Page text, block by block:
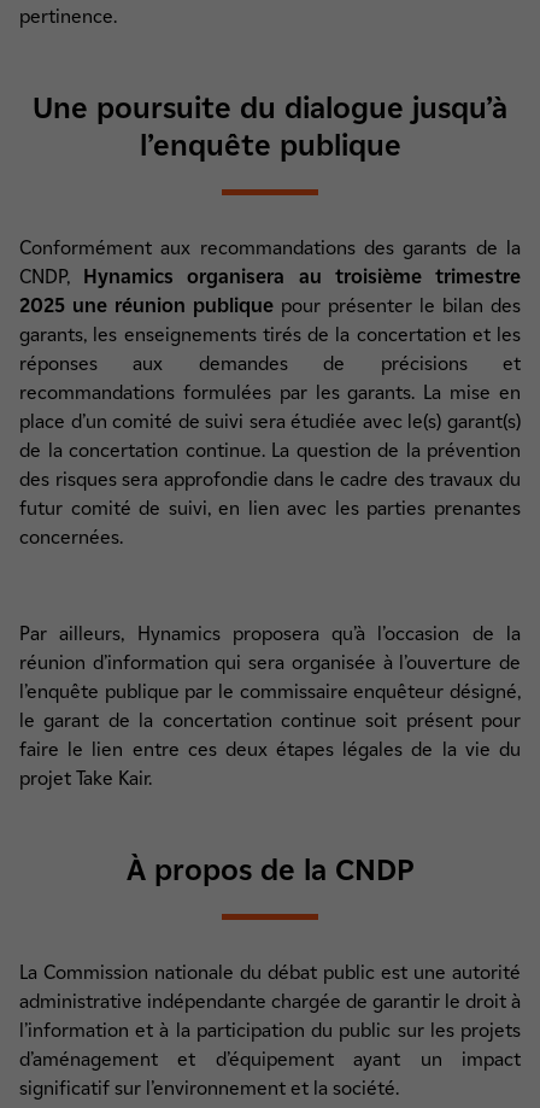
pertinence.
Une poursuite du dialogue jusqu’à
l’enquête publique
Conformément aux recommandations des garants de la
CNDP, Hynamics organisera au troisième trimestre
2025 une réunion publique pour présenter le bilan des
garants, les enseignements tirés de la concertation et les
réponses aux demandes de précisions et
recommandations formulées par les garants. La mise en
place d’un comité de suivi sera étudiée avec le(s) garant(s)
de la concertation continue. La question de la prévention
des risques sera approfondie dans le cadre des travaux du
futur comité de suivi, en lien avec les parties prenantes
concernées.
Par ailleurs, Hynamics proposera qu’à l’occasion de la
réunion d’information qui sera organisée à l’ouverture de
l’enquête publique par le commissaire enquêteur désigné,
le garant de la concertation continue soit présent pour
faire le lien entre ces deux étapes légales de la vie du
projet Take Kair.
À propos de la CNDP
La Commission nationale du débat public est une autorité
administrative indépendante chargée de garantir le droit à
l’information et à la participation du public sur les projets
d’aménagement et d’équipement ayant un impact
significatif sur l’environnement et la société.